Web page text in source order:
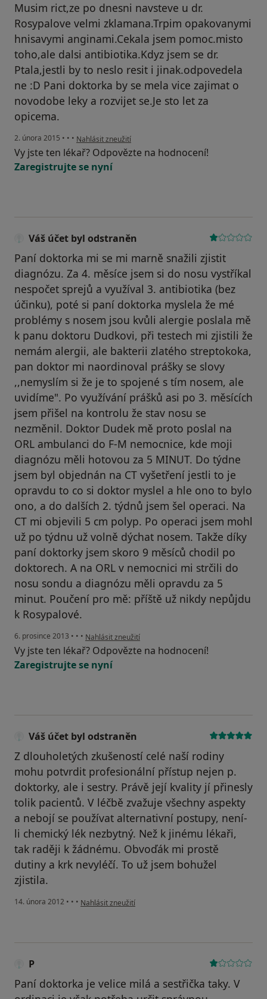
Musim rict,ze po dnesni navsteve u dr.
Rosypalove velmi zklamana.Trpim opakovanymi
hnisavymi anginami.Cekala jsem pomoc.misto
toho,ale dalsi antibiotika.Kdyz jsem se dr.
Ptala,jestli by to neslo resit i jinak.odpovedela
ne :D Pani doktorka by se mela vice zajimat o
novodobe leky a rozvijet se.Je sto let za
opicema.
2. února 2015 • • • podle názoru uživatele Váš účet byl odstraněn
Nahlásit zneužití
Vy jste ten lékař? Odpovězte na hodnocení!
Zaregistrujte se nyní
Váš účet byl odstraněn
Paní doktorka mi se mi marně snažili zjistit
diagnózu. Za 4. měsíce jsem si do nosu vystříkal
nespočet sprejů a využíval 3. antibiotika (bez
účinku), poté si paní doktorka myslela že mé
problémy s nosem jsou kvůli alergie poslala mě
k panu doktoru Dudkovi, při testech mi zjistili že
nemám alergii, ale bakterii zlatého streptokoka,
pan doktor mi naordinoval prášky se slovy
,,nemyslím si že je to spojené s tím nosem, ale
uvidíme". Po využívání prášků asi po 3. měsících
jsem přišel na kontrolu že stav nosu se
nezměnil. Doktor Dudek mě proto poslal na
ORL ambulanci do F-M nemocnice, kde moji
diagnózu měli hotovou za 5 MINUT. Do týdne
jsem byl objednán na CT vyšetření jestli to je
opravdu to co si doktor myslel a hle ono to bylo
ono, a do dalších 2. týdnů jsem šel operaci. Na
CT mi objevili 5 cm polyp. Po operaci jsem mohl
už po týdnu už volně dýchat nosem. Takže díky
paní doktorky jsem skoro 9 měsíců chodil po
doktorech. A na ORL v nemocnici mi strčili do
nosu sondu a diagnózu měli opravdu za 5
minut. Poučení pro mě: příště už nikdy nepůjdu
k Rosypalové.
6. prosince 2013 • • • podle názoru uživatele Váš účet byl odstraněn
Nahlásit zneužití
Vy jste ten lékař? Odpovězte na hodnocení!
Zaregistrujte se nyní
Váš účet byl odstraněn
Z dlouholetých zkušeností celé naší rodiny
mohu potvrdit profesionální přístup nejen p.
doktorky, ale i sestry. Právě její kvality jí přinesly
tolik pacientů. V léčbě zvažuje všechny aspekty
a nebojí se používat alternativní postupy, není-
li chemický lék nezbytný. Než k jinému lékaři,
tak raději k žádnému. Obvoďák mi prostě
dutiny a krk nevyléčí. To už jsem bohužel
zjistila.
14. února 2012 • • • podle názoru uživatele Váš účet byl odstraněn
Nahlásit zneužití
P
Paní doktorka je velice milá a sestřička taky. V